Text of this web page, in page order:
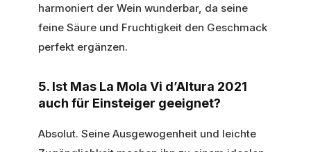
harmoniert der Wein wunderbar, da seine
feine Säure und Fruchtigkeit den Geschmack
perfekt ergänzen.
5. Ist Mas La Mola Vi d’Altura 2021
auch für Einsteiger geeignet?
Absolut. Seine Ausgewogenheit und leichte